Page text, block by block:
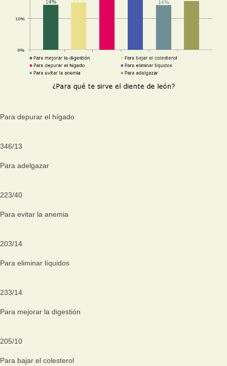
Para depurar el hígado
346/13
Para adelgazar
223/40
Para evitar la anemia
203/14
Para eliminar líquidos
233/14
Para mejorar la digestión
205/10
Para bajar el colesterol